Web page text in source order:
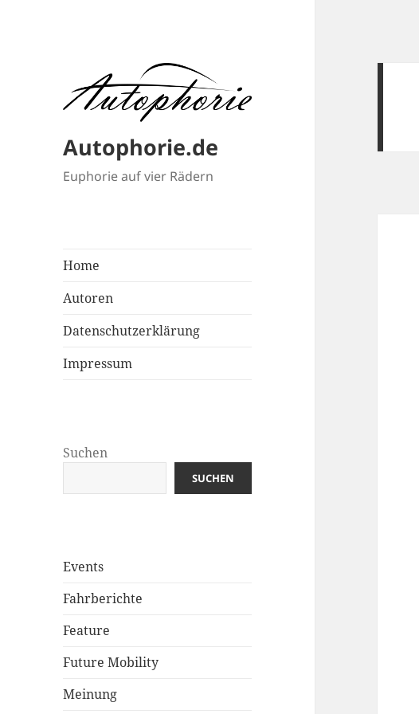
Autophorie.de
Euphorie auf vier Rädern
Home
Autoren
Datenschutzerklärung
Impressum
Suchen
SUCHEN
Events
Fahrberichte
Feature
Future Mobility
Meinung